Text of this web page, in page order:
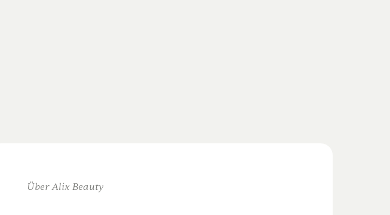
Über Alix Beauty